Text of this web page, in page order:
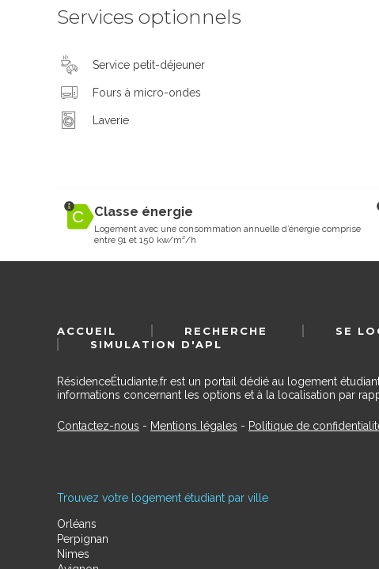
Services optionnels
Service petit-déjeuner
Fours à micro-ondes
Laverie
Classe énergie
Logement avec une consommation annuelle d’énergie comprise
entre 91 et 150 kw/m²/h
ACCUEIL RECHERCHE SE
SIMULATION D'APL
RésidenceÉtudiante.fr est un portail dédié au logement
informations concernant les options et à la localisation par
Contactez-nous - Mentions légales - Politique de
Trouvez votre logement étudiant par ville
Orléans
Perpignan
Nimes